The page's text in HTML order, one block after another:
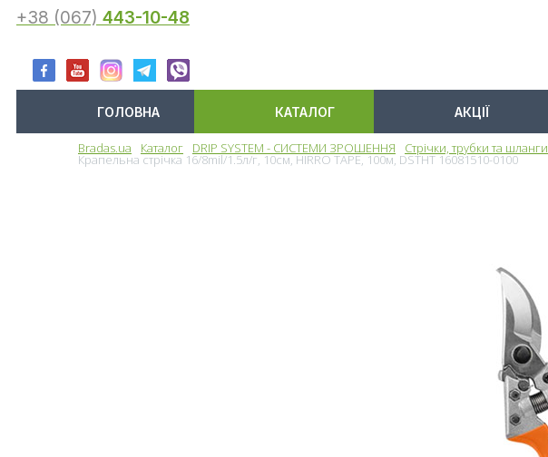
+38 (067) 443-10-48
ГОЛОВНА КАТАЛОГ АКЦІЇ
Bradas.ua Каталог DRIP SYSTEM - СИСТЕМИ ЗРОШЕННЯ Стрічки, трубки та шланги
Крапельна стрічка 16/8mil/1.5л/г, 10см, HIRRO TAPE, 100м, DSTHT 16081510-0100